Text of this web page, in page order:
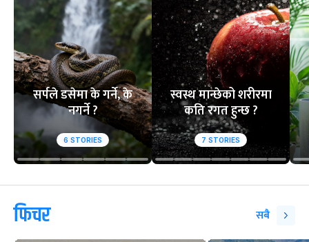
सर्पले डसेमा के गर्ने, के
नगर्ने ?
6 STORIES
स्वस्थ मान्छेको शरीरमा
कति रगत हुन्छ ?
7 STORIES
फिचर सबै